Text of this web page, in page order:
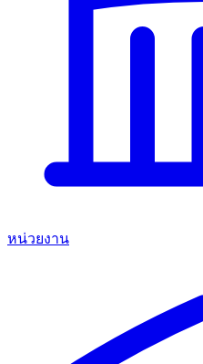
หน่วยงาน